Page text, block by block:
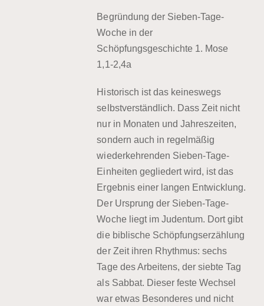
Begründung der Sieben-Tage-
Woche in der
Schöpfungsgeschichte 1. Mose
1,1-2,4a
Historisch ist das keineswegs
selbstverständlich. Dass Zeit nicht
nur in Monaten und Jahreszeiten,
sondern auch in regelmäßig
wiederkehrenden Sieben-Tage-
Einheiten gegliedert wird, ist das
Ergebnis einer langen Entwicklung.
Der Ursprung der Sieben-Tage-
Woche liegt im Judentum. Dort gibt
die biblische Schöpfungserzählung
der Zeit ihren Rhythmus: sechs
Tage des Arbeitens, der siebte Tag
als Sabbat. Dieser feste Wechsel
war etwas Besonderes und nicht